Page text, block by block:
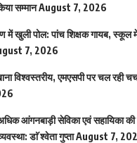
सम्मानAugust 7, 2026
में खुली पोल: पांच शिक्षक गायब, स्कूल
7, 2026
विश्वस्तरीय, एमएसपी पर चल रही
आंगनबाड़ी सेविका एवं सहायिका
डाॅ श्वेता गुप्ताAugust 7,